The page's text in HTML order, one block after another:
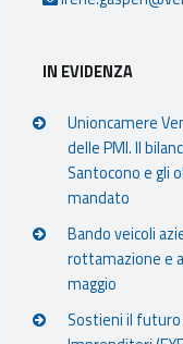
IN EVIDENZA
Unioncamere
delle PMI. Il
Santocono e gli
mandato
Bando veicoli
rottamazione e
maggio
Sostieni il futuro